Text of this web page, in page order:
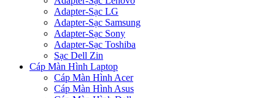
Adapter-Sạc LG
Adapter-Sạc Samsung
Adapter-Sạc Sony
Adapter-Sạc Toshiba
Sạc Dell Zin
Cáp Màn Hình Laptop
Cáp Màn Hình Acer
Cáp Màn Hình Asus